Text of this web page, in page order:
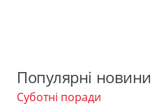
Популярні новини
Суботні поради